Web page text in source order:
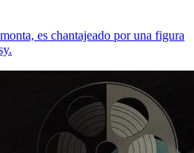
es chantajeado por una figura